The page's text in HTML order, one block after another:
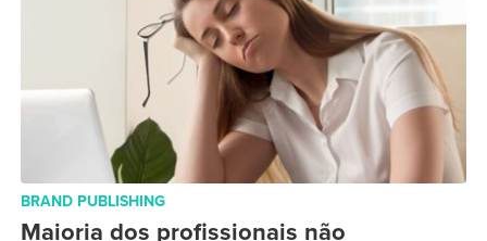
BRAND PUBLISHING
Maioria dos profissionais não